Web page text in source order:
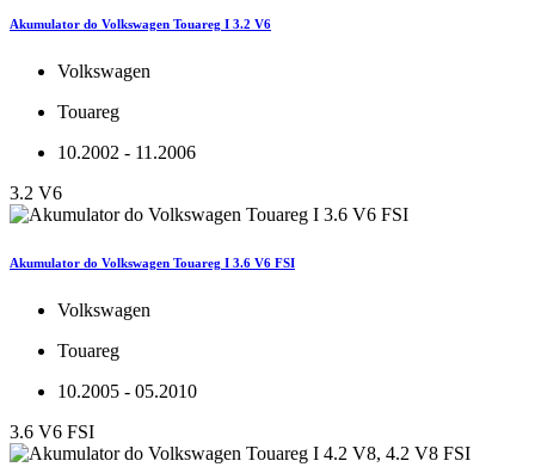
Akumulator do Volkswagen Touareg I 3.2 V6
Volkswagen
Touareg
10.2002 - 11.2006
3.2 V6
Akumulator do Volkswagen Touareg I 3.6 V6 FSI
Volkswagen
Touareg
10.2005 - 05.2010
3.6 V6 FSI